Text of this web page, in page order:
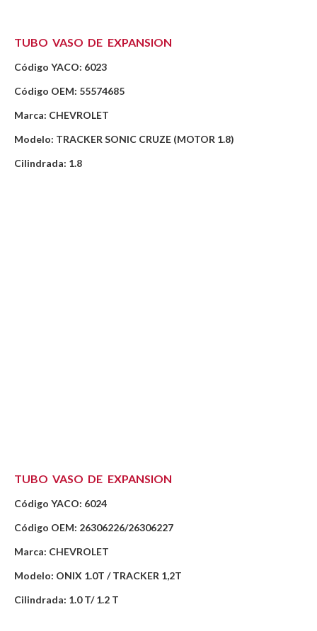
TUBO VASO DE EXPANSION
Código YACO: 6023
Código OEM: 55574685
Marca: CHEVROLET
Modelo: TRACKER SONIC CRUZE (MOTOR 1.8)
Cilindrada: 1.8
TUBO VASO DE EXPANSION
Código YACO: 6024
Código OEM: 26306226/26306227
Marca: CHEVROLET
Modelo: ONIX 1.0T / TRACKER 1,2T
Cilindrada: 1.0 T/ 1.2 T